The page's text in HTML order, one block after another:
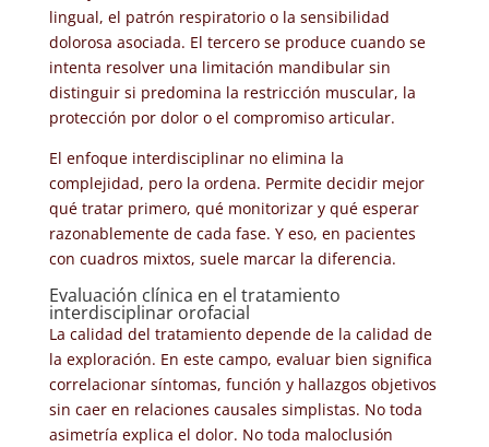
lingual, el patrón respiratorio o la sensibilidad
dolorosa asociada. El tercero se produce cuando se
intenta resolver una limitación mandibular sin
distinguir si predomina la restricción muscular, la
protección por dolor o el compromiso articular.
El enfoque interdisciplinar no elimina la
complejidad, pero la ordena. Permite decidir mejor
qué tratar primero, qué monitorizar y qué esperar
razonablemente de cada fase. Y eso, en pacientes
con cuadros mixtos, suele marcar la diferencia.
Evaluación clínica en el tratamiento
interdisciplinar orofacial
La calidad del tratamiento depende de la calidad de
la exploración. En este campo, evaluar bien significa
correlacionar síntomas, función y hallazgos objetivos
sin caer en relaciones causales simplistas. No toda
asimetría explica el dolor. No toda maloclusión